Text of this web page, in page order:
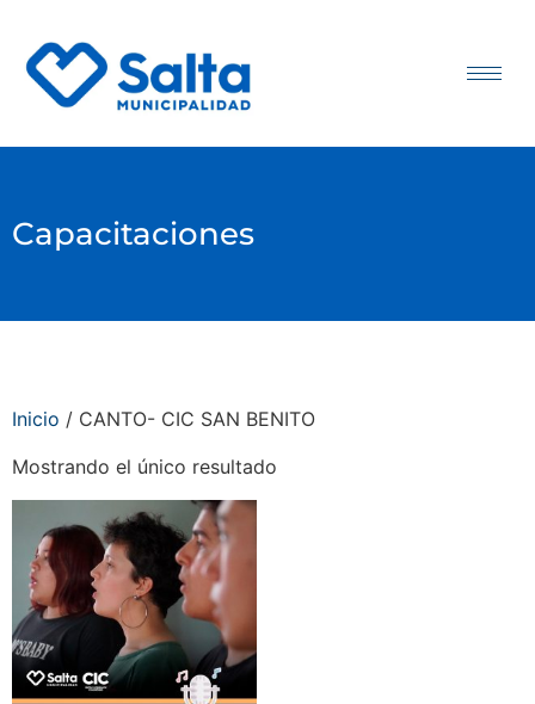
Capacitaciones
Inicio / CANTO- CIC SAN BENITO
Mostrando el único resultado